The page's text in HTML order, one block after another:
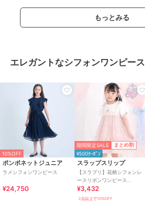
もっとみる
エレガントなシフォンワンピース
10%OFF
ポンポネットジュニア
ラメシフォンワンピース
¥24,750
期間限定SALE まとめ割
¥500ｸｰﾎﾟﾝ
スラップスリップ
【スラプリ】花柄シフォンレ
ースリボンワンピース
(80~130cm)
¥3,432
2点以上で10%OFF